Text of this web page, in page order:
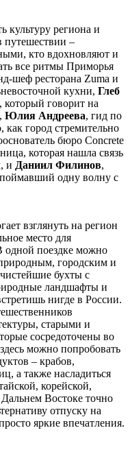
культуру региона и
путешествии –
кто вдохновляют и
все ритмы Приморья
шеф ресторана Zuma и
кухни, Глеб
говорит на
Юлия Андреева, гид по
как город стремительно
бюро Concrete
которая нашла связь
и Даниил Филинов,
поймавший одну волну с
взглянуть на регион
место для
одной поездке можно
городским и
бухты с
ландшафты и
нигде в России.
старыми и
сосредоточены во
можно попробовать
– крабов,
а также насладиться
корейской,
Востоке точно
отпуску на
яркие впечатления.